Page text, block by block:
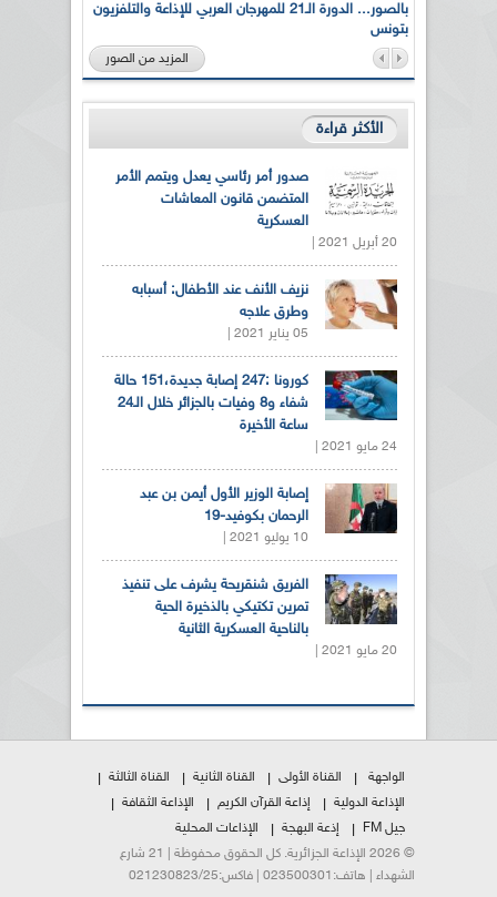
بالصور... الدورة الـ21 للمهرجان العربي للإذاعة والتلفزيون
بتونس
المزيد من الصور
الأكثر قراءة
صدور أمر رئاسي يعدل ويتمم الأمر
المتضمن قانون المعاشات
العسكرية
20 أبريل 2021 |
نزيف الأنف عند الأطفال: أسبابه
وطرق علاجه
05 يناير 2021 |
كورونا :247 إصابة جديدة،151 حالة
شفاء و8 وفيات بالجزائر خلال الـ24
ساعة الأخيرة
24 مايو 2021 |
إصابة الوزير الأول أيمن بن عبد
الرحمان بكوفيد-19
10 يوليو 2021 |
الفريق شنقريحة يشرف على تنفيذ
تمرين تكتيكي بالذخيرة الحية
بالناحية العسكرية الثانية
20 مايو 2021 |
الواجهة القناة الأولى القناة الثانية
القناة الثالثة
الإذاعة الدولية
إذاعة القرآن الكريم
الإذاعة الثقافة
جيل FM
إذعة البهجة
الإذاعات المحلية
© 2026 الإذاعة الجزائرية. كل الحقوق محفوظة | 21 شارع
الشهداء | هاتف:023500301 | فاكس:021230823/25